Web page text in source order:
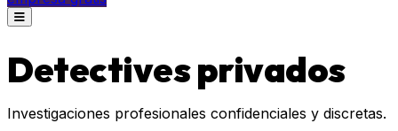
Detectives privados
Investigaciones profesionales confidenciales y discretas.